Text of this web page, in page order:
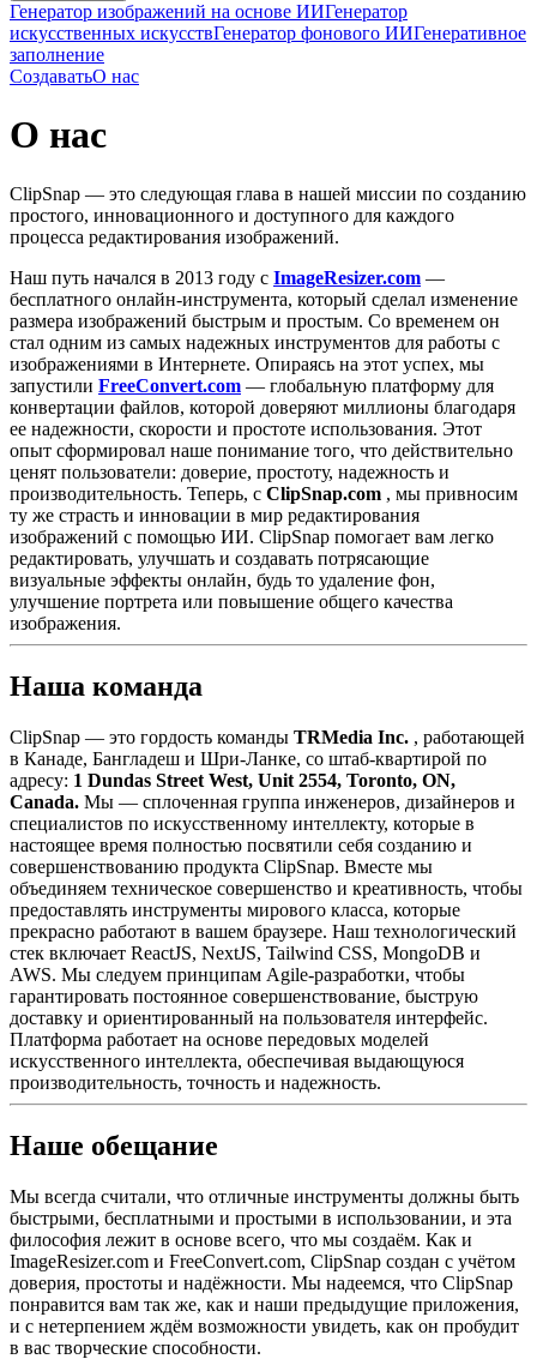
Генератор изображений на основе ИИГенератор
искусственных искусствГенератор фонового ИИГенеративное
заполнение
СоздаватьО нас
О нас
ClipSnap — это следующая глава в нашей миссии по созданию
простого, инновационного и доступного для каждого
процесса редактирования изображений.
Наш путь начался в 2013 году с ImageResizer.com —
бесплатного онлайн-инструмента, который сделал изменение
размера изображений быстрым и простым. Со временем он
стал одним из самых надежных инструментов для работы с
изображениями в Интернете. Опираясь на этот успех, мы
запустили FreeConvert.com — глобальную платформу для
конвертации файлов, которой доверяют миллионы благодаря
ее надежности, скорости и простоте использования. Этот
опыт сформировал наше понимание того, что действительно
ценят пользователи: доверие, простоту, надежность и
производительность. Теперь, с ClipSnap.com , мы привносим
ту же страсть и инновации в мир редактирования
изображений с помощью ИИ. ClipSnap помогает вам легко
редактировать, улучшать и создавать потрясающие
визуальные эффекты онлайн, будь то удаление фон,
улучшение портрета или повышение общего качества
изображения.
Наша команда
ClipSnap — это гордость команды TRMedia Inc. , работающей
в Канаде, Бангладеш и Шри-Ланке, со штаб-квартирой по
адресу: 1 Dundas Street West, Unit 2554, Toronto, ON,
Canada. Мы — сплоченная группа инженеров, дизайнеров и
специалистов по искусственному интеллекту, которые в
настоящее время полностью посвятили себя созданию и
совершенствованию продукта ClipSnap. Вместе мы
объединяем техническое совершенство и креативность, чтобы
предоставлять инструменты мирового класса, которые
прекрасно работают в вашем браузере. Наш технологический
стек включает ReactJS, NextJS, Tailwind CSS, MongoDB и
AWS. Мы следуем принципам Agile-разработки, чтобы
гарантировать постоянное совершенствование, быструю
доставку и ориентированный на пользователя интерфейс.
Платформа работает на основе передовых моделей
искусственного интеллекта, обеспечивая выдающуюся
производительность, точность и надежность.
Наше обещание
Мы всегда считали, что отличные инструменты должны быть
быстрыми, бесплатными и простыми в использовании, и эта
философия лежит в основе всего, что мы создаём. Как и
ImageResizer.com и FreeConvert.com, ClipSnap создан с учётом
доверия, простоты и надёжности. Мы надеемся, что ClipSnap
понравится вам так же, как и наши предыдущие приложения,
и с нетерпением ждём возможности увидеть, как он пробудит
в вас творческие способности.